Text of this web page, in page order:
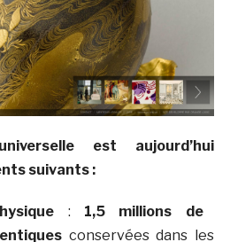
est aujourd’hui
suivants :
: 1,5 millions de
conservées dans les